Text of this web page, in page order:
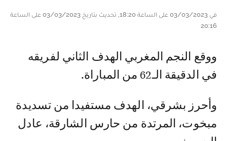
في 03/03/2023 على الساعة 18:20, تحديث بتاريخ 03/03/2023 على الساعة
20:16
ووقع النجم المغربي الهدف الثاني لفريقه
في الدقيقة الـ62 من المباراة.
وأحرز بشرقي، الهدف مستفيدا من تسديدة
مبخوت، المرتدة من حارس الشارقة، عادل